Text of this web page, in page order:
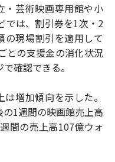
・芸術映画専用館や小
では、割引券を1次・2
の現場割引を適用して
との支援金の消化状況
確認できる。
増加傾向を示した。
1週間の映画館売上高
間の売上高107億ウォ